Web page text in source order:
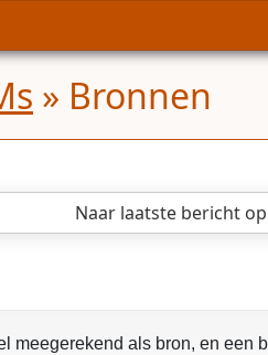
» Bronnen
Naar laatste berichtop
meegerekend als bron, en